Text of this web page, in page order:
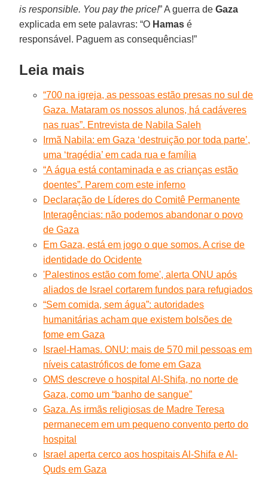
is responsible. You pay the price!” A guerra deGaza
explicada em sete palavras: “O Hamas é
responsável. Paguem as consequências!”
Leia mais
“700 na igreja, as pessoas estão presas no sul de
Gaza. Mataram os nossos alunos, há cadáveres
nas ruas”. Entrevista de Nabila Saleh
Irmã Nabila: em Gaza ‘destruição por toda parte’,
uma ‘tragédia’ em cada rua e família
“A água está contaminada e as crianças estão
doentes”. Parem com este inferno
Declaração de Líderes do Comitê Permanente
Interagências: não podemos abandonar o povo
de Gaza
Em Gaza, está em jogo o que somos. A crise de
identidade do Ocidente
'Palestinos estão com fome', alerta ONU após
aliados de Israel cortarem fundos para refugiados
“Sem comida, sem água”: autoridades
humanitárias acham que existem bolsões de
fome em Gaza
Israel-Hamas. ONU: mais de 570 mil pessoas em
níveis catastróficos de fome em Gaza
OMS descreve o hospital Al-Shifa, no norte de
Gaza, como um “banho de sangue”
Gaza. As irmãs religiosas de Madre Teresa
permanecem em um pequeno convento perto do
hospital
Israel aperta cerco aos hospitais Al-Shifa e Al-
Quds em Gaza